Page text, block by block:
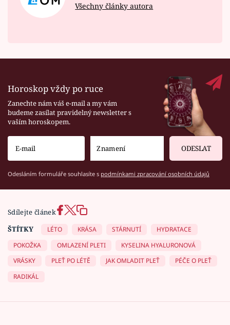
Všechny články autora
Horoskop vždy po ruce
Zanechte nám váš e-mail a my vám
budeme zasílat pravidelný newsletter s
vaším horoskopem.
ODESLAT
Odesláním formuláře souhlasíte s podmínkami zpracování osobních údajů
Sdílejte článek
ŠTÍTKY
LÉTO KRÁSA STÁRNUTÍ
HYDRATACE
POKOŽKA
OMLAZENÍ PLETI
KYSELINA HYALURONOVÁ
VRÁSKY
PLEŤ PO LÉTĚ JAK OMLADIT PLEŤ
PÉČE O PLEŤ
RADIKÁL